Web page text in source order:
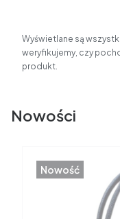
Wyświetlane są
weryfikujemy, czy
produkt.
Nowości
Nowość